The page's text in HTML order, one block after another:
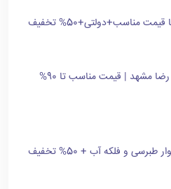
تخفیف
لیست سوئیت های خیابان امام رضا مشهد | قیمت مناسب تا 90%
و فلکه آب + 50% تخفیف